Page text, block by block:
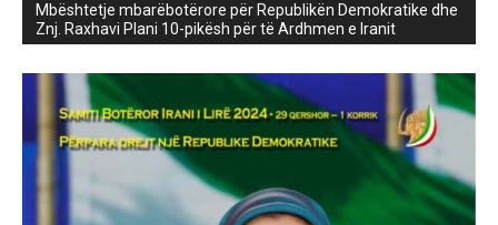
Mbështetje mbarëbotërore për Republikën Demokratike dhe
Znj. Raxhavi Plani 10-pikësh për të Ardhmen e Iranit